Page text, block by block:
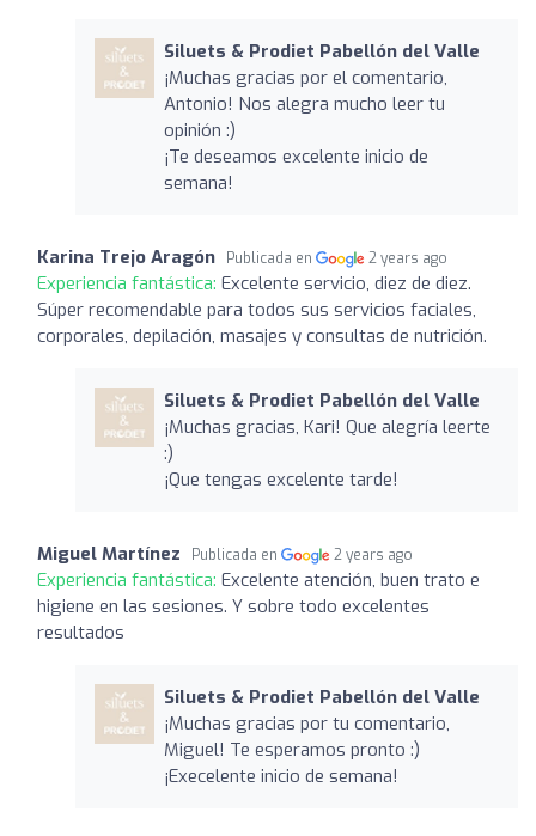
Siluets & Prodiet Pabellón del Valle
¡Muchas gracias por el comentario,
Antonio! Nos alegra mucho leer tu
opinión :)
¡Te deseamos excelente inicio de
semana!
Karina Trejo Aragón Publicada en 2 years ago
Experiencia fantástica: Excelente servicio, diez de diez.
Súper recomendable para todos sus servicios faciales,
corporales, depilación, masajes y consultas de nutrición.
Siluets & Prodiet Pabellón del Valle
¡Muchas gracias, Kari! Que alegría leerte
:)
¡Que tengas excelente tarde!
Miguel Martínez Publicada en 2 years ago
Experiencia fantástica: Excelente atención, buen trato e
higiene en las sesiones. Y sobre todo excelentes
resultados
Siluets & Prodiet Pabellón del Valle
¡Muchas gracias por tu comentario,
Miguel! Te esperamos pronto :)
¡Execelente inicio de semana!